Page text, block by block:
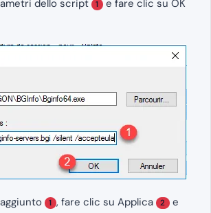
dello script 1 e fare clic su OK
1 , fare clic su Applica 2 e